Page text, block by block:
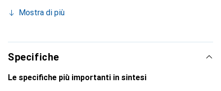
Noreve è conosciuto a livello internazionale per i suoi
cliente esigente.
Mostra di più
Specifiche
Le specifiche più importanti in sintesi